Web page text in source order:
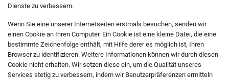
Dienste zu verbessern.
Wenn Sie eine unserer Internetseiten erstmals besuchen, senden wir
einen Cookie an Ihren Computer. Ein Cookie ist eine kleine Datei, die eine
bestimmte Zeichenfolge enthält, mit Hilfe derer es möglich ist, Ihren
Browser zu identifizieren. Weitere Informationen können wir durch diesen
Cookie nicht erhalten. Wir setzen diese ein, um die Qualität unseres
Services stetig zu verbessern, indem wir Benutzerpräferenzen ermitteln